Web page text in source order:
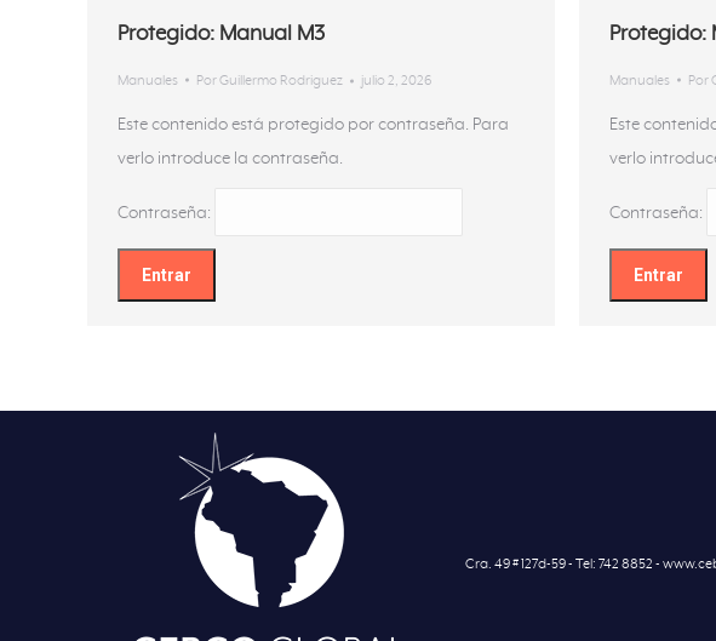
Protegido: Manual M3
Manuales PorGuillermo Rodriguez julio 2, 2026
Este contenido está protegido por contraseña. Para
verlo introduce la contraseña.
Contraseña:
Protegido:
Manuales Por
Este
verlo
Contraseña:
Cra. 49 # 127d-59 - Tel: 742 8852 -